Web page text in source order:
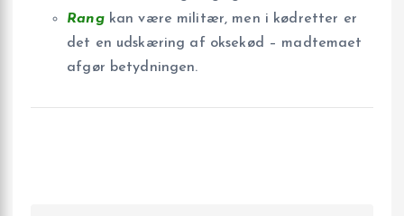
Rangkan være militær, men i kødretter er
det en udskæring af oksekød – madtemaet
afgør betydningen.